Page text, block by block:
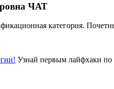
ЧАТ
категория.
Узнай первым лайфхаки